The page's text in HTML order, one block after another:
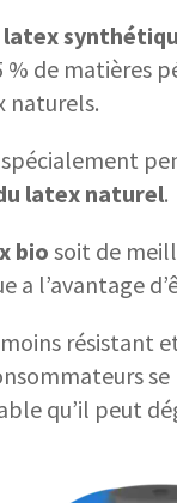
% de matières
naturels.
latex naturel.
bio soit de
a l’avantage
résistant
qu’il peut